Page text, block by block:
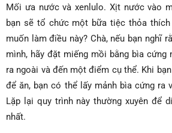
Mối ưa nước và xenlulo. Xịt nước vào
bạn sẽ tổ chức một bữa tiệc thỏa
muốn làm điều này? Chà, nếu bạn nghĩ
mình, hãy đặt miếng mồi bằng bìa cứng
ra ngoài và đến một điểm cụ thể. Khi
để ăn, bạn có thể lấy mảnh bìa cứng ra
Lặp lại quy trình này thường xuyên để
nhất.